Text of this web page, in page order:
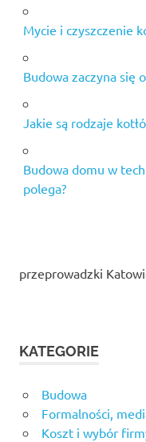
Mycie i czyszczenie
Budowa zaczyna się
Jakie są rodzaje
Budowa domu w
polega?
przeprowadzki
KATEGORIE
Budowa
Formalności,
Koszt i wybór